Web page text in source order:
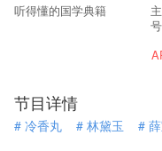
听得懂的国学典籍
号
节目详情
# 冷香丸 # 林黛玉 #